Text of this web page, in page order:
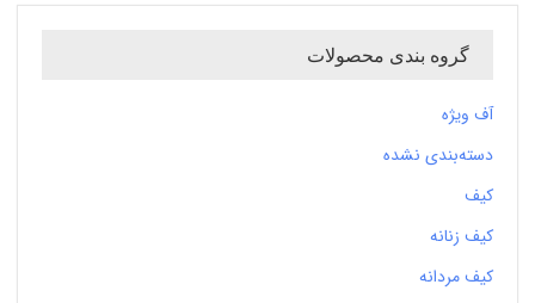
گروه بندی محصولات
آف ویژه
دسته‌بندی نشده
کیف
کیف زنانه
کیف مردانه